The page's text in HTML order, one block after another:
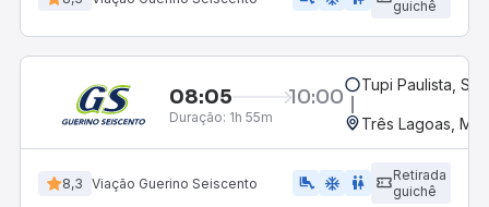
guichê
08:05 10:00
Duração: 1h 55m
Tupi Paulista, SP
Três Lagoas, MS
8,3 Viação Guerino Seiscento airline_seat_legroom_extra ac_unit wc
Retirada
guichê